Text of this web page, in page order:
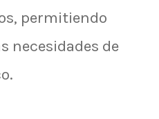
permitiendo
necesidades de